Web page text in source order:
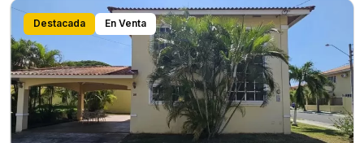
Destacada En Venta